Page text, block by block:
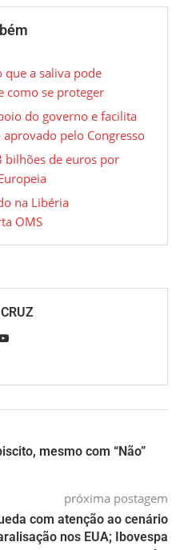
a saliva pode
como se proteger
do governo e facilita
pelo Congresso
bilhões de euros por
na Libéria
OMS
mesmo com “Não”
próxima postagem
com atenção ao cenário
nos EUA; Ibovespa